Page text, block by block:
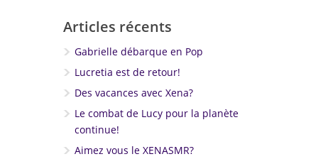
Articles récents
Gabrielle débarque en Pop
Lucretia est de retour!
Des vacances avec Xena?
Le combat de Lucy pour la planète
continue!
Aimez vous le XENASMR?